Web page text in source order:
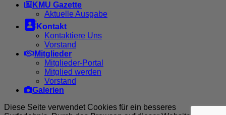
KMU Gazette
Aktuelle Ausgabe
Kontakt
Kontaktiere Uns
Vorstand
Mitglieder
Mitglieder-Portal
Mitglied werden
Vorstand
Galerien
Diese Seite verwendet Cookies für ein besseres